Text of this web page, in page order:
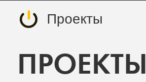
Проекты
ПРОЕКТЫ